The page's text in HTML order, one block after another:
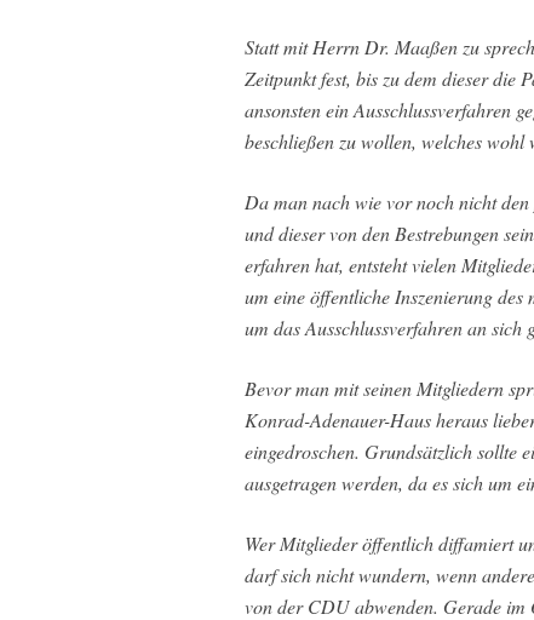
Statt mit Herrn Dr. Maaßen zu
Zeitpunkt fest, bis zu dem dieser die
ansonsten ein Ausschlussverfahren
beschließen zu wollen, welches
Da man nach wie vor noch nicht
und dieser von den Bestrebungen
erfahren hat, entsteht vielen
um eine öffentliche Inszenierung des
um das Ausschlussverfahren an sich
Bevor man mit seinen Mitgliedern
Konrad-Adenauer-Haus heraus
eingedroschen. Grundsätzlich sollte
ausgetragen werden, da es sich um
Wer Mitglieder öffentlich diffamiert
darf sich nicht wundern, wenn
von der CDU abwenden. Gerade im